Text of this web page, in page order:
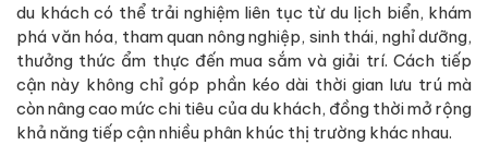
du khách có thể trải nghiệm liên tục từ du lịch biển, khám
phá văn hóa, tham quan nông nghiệp, sinh thái, nghỉ dưỡng,
thưởng thức ẩm thực đến mua sắm và giải trí. Cách tiếp
cận này không chỉ góp phần kéo dài thời gian lưu trú mà
còn nâng cao mức chi tiêu của du khách, đồng thời mở rộng
khả năng tiếp cận nhiều phân khúc thị trường khác nhau.